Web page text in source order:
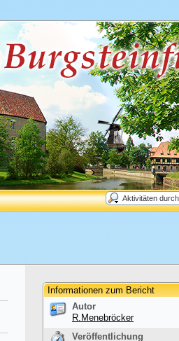
Informationen zum Bericht
Autor
R.Menebröcker
Veröffentlichung